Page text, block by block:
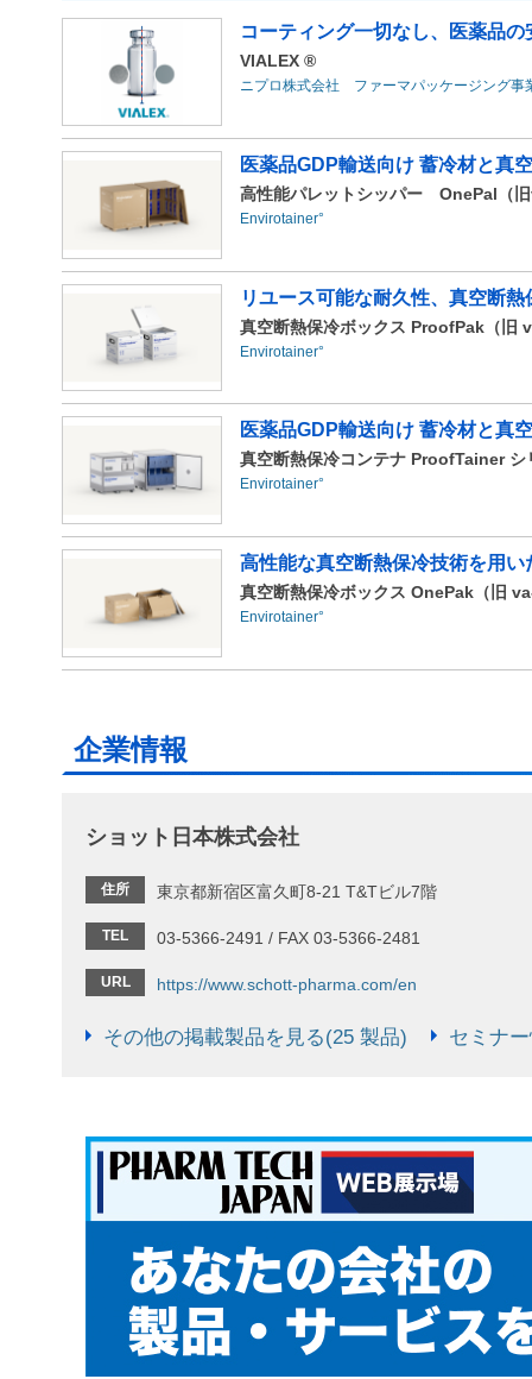
コーティング一切なし、医薬品
VIALEX ®
ニプロ株式会社 ファーマパッケージング事
医薬品GDP輸送向け 蓄冷材と真
高性能パレットシッパー OnePal（
Envirotainer°
リユース可能な耐久性、真空断
真空断熱保冷ボックス ProofPak（旧
Envirotainer°
医薬品GDP輸送向け 蓄冷材と真
真空断熱保冷コンテナ ProofTainer
Envirotainer°
高性能な真空断熱保冷技術を用
真空断熱保冷ボックス OnePak（旧
Envirotainer°
企業情報
ショット日本株式会社
住所 東京都新宿区富久町8-21 T&Tビル7階
TEL 03-5366-2491 / FAX 03-5366-2481
URL https://www.schott-pharma.com/en
その他の掲載製品を見る(25 製品) セミナ